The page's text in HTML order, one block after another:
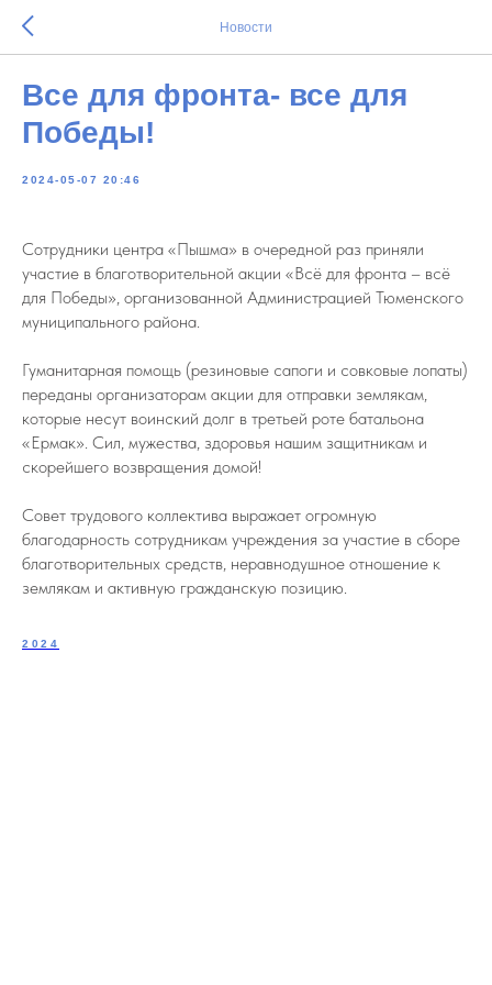
Новости
Все для фронта- все для
Победы!
2024-05-07 20:46
Сотрудники центра «Пышма» в очередной раз приняли
участие в благотворительной акции «Всё для фронта – всё
для Победы», организованной Администрацией Тюменского
муниципального района.
Гуманитарная помощь (резиновые сапоги и совковые лопаты)
переданы организаторам акции для отправки землякам,
которые несут воинский долг в третьей роте батальона
«Ермак». Сил, мужества, здоровья нашим защитникам и
скорейшего возвращения домой!
Совет трудового коллектива выражает огромную
благодарность сотрудникам учреждения за участие в сборе
благотворительных средств, неравнодушное отношение к
землякам и активную гражданскую позицию.
2024